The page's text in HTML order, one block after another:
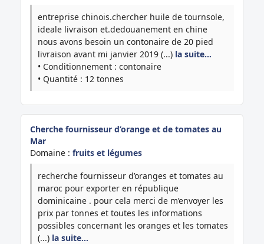
entreprise chinois.chercher huile de tournsole,
ideale livraison et.dedouanement en chine
nous avons besoin un contonaire de 20 pied
livraison avant mi janvier 2019 (...) la suite…
• Conditionnement : contonaire
• Quantité : 12 tonnes
Cherche fournisseur d’orange et de tomates au
Mar
Domaine : fruits et légumes
recherche fournisseur d’oranges et tomates au
maroc pour exporter en république
dominicaine . pour cela merci de m’envoyer les
prix par tonnes et toutes les informations
possibles concernant les oranges et les tomates
(...) la suite…